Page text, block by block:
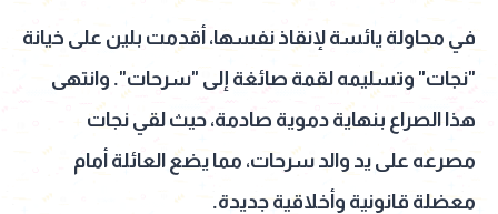
في محاولة يائسة لإنقاذ نفسها، أقدمت بلين على خيانة
"نجات" وتسليمه لقمة صائغة إلى "سرحات". وانتهى
هذا الصراع بنهاية دموية صادمة، حيث لقي نجات
مصرعه على يد والد سرحات، مما يضع العائلة أمام
معضلة قانونية وأخلاقية جديدة.